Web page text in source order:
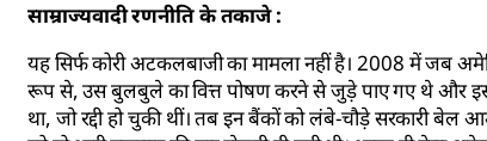
साम्राज्यवादी रणनीति के तकाजे :
यह सिर्फ कोरी अटकलबाजी का मामला नहीं है। 2008 में जब
रूप से, उस बुलबुले का वित्त पोषण करने से जुड़े पाए गए थे और इसके
था, जो रद्दी हो चुकी थीं। तब इन बैंकों को लंबे-चौड़े सरकारी